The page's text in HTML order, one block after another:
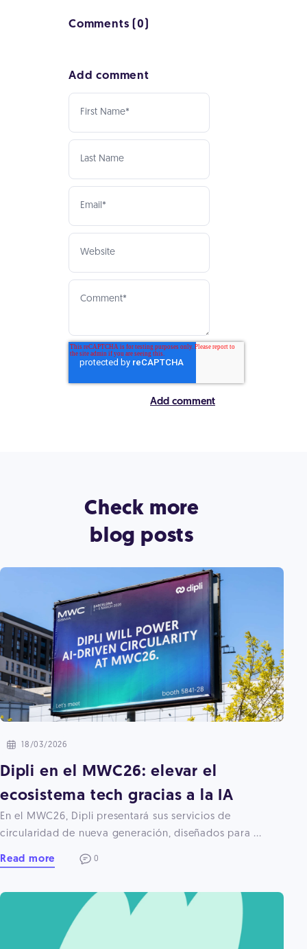
Comments (0)
Add comment
Check more
blog posts
18/03/2026
Dipli en el MWC26: elevar el
ecosistema tech gracias a la IA
En el MWC26, Dipli presentará sus servicios de
circularidad de nueva generación, diseñados para ...
Read more 0